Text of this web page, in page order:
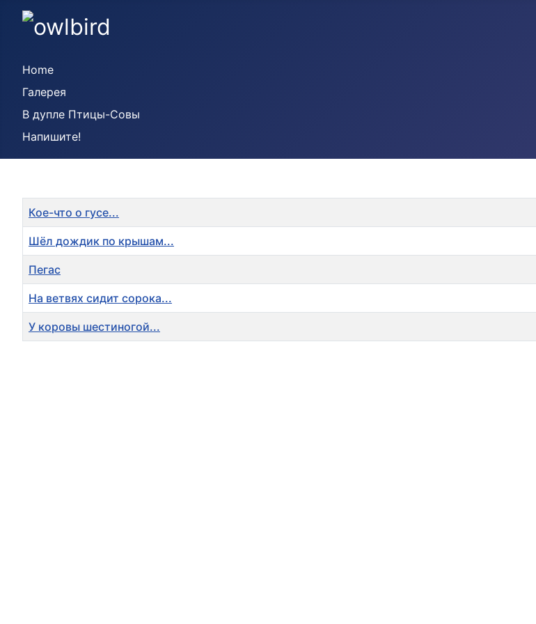
Home
Галерея
В дупле Птицы-Совы
Напишите!
Title
Кое-что о гусе...
Шёл дождик по крышам...
Пегас
На ветвях сидит сорока...
У коровы шестиногой...